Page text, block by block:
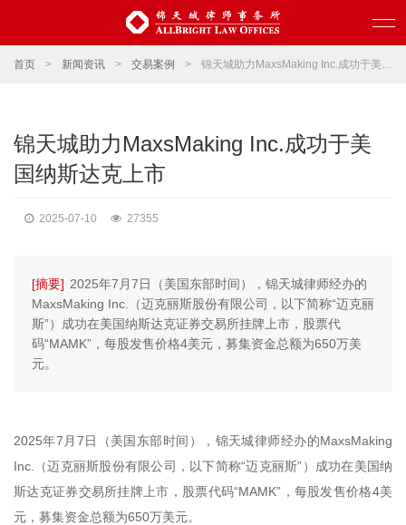
首页 > 新闻资讯 > 交易案例 > 锦天城助力MaxsMaking Inc.成功于美国纳斯达克上市
锦天城助力MaxsMaking Inc.成功于美
国纳斯达克上市
2025-07-10 27355
[摘要] 2025年7月7日（美国东部时间），锦天城律师经办的
MaxsMaking Inc.（迈克丽斯股份有限公司，以下简称“迈克丽
斯”）成功在美国纳斯达克证券交易所挂牌上市，股票代
码“MAMK”，每股发售价格4美元，募集资金总额为650万美
元。
2025年7月7日（美国东部时间），锦天城律师经办的MaxsMaking
Inc.（迈克丽斯股份有限公司，以下简称“迈克丽斯”）成功在美国纳
斯达克证券交易所挂牌上市，股票代码“MAMK”，每股发售价格4美
元，募集资金总额为650万美元。